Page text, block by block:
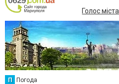
Голос міста
П Погода